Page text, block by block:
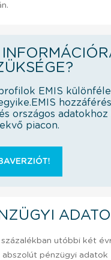
EMIS különféle
országos
piacon.
utóbbi két
pénzügyi adatok